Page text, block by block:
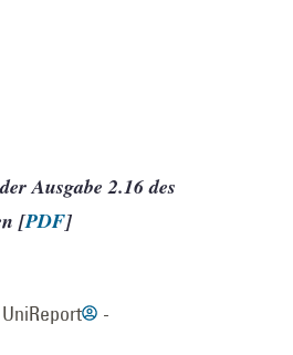
Ausgabe 2.16 des
[PDF]
UniReport -